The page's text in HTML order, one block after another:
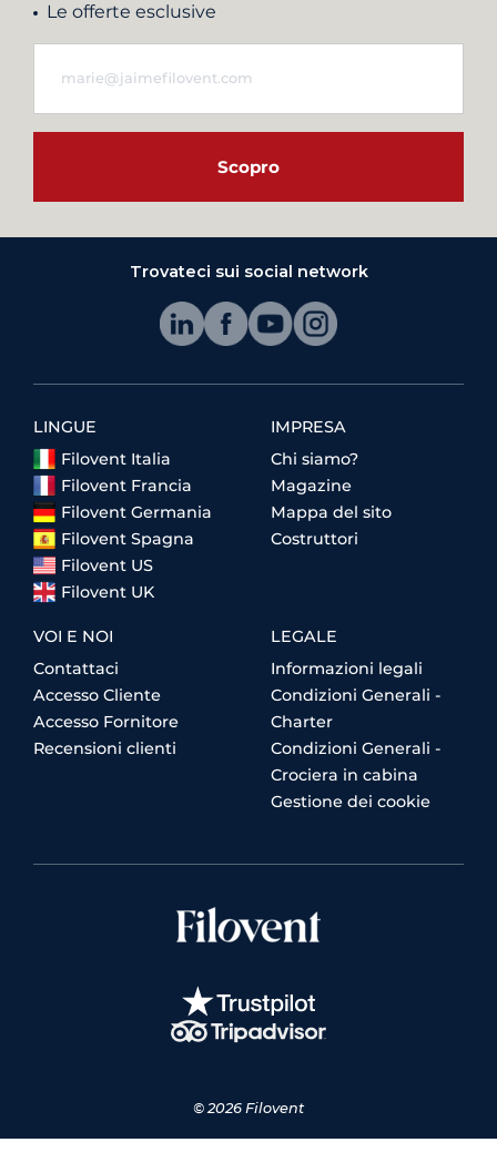
Le offerte esclusive
Scopro
Trovateci sui social network
LINGUE
Filovent Italia
Filovent Francia
Filovent Germania
Filovent Spagna
Filovent US
Filovent UK
IMPRESA
Chi siamo?
Magazine
Mappa del sito
Costruttori
VOI E NOI
Contattaci
Accesso Cliente
Accesso Fornitore
Recensioni clienti
LEGALE
Informazioni legali
Condizioni Generali -
Charter
Condizioni Generali -
Crociera in cabina
Gestione dei cookie
© 2026 Filovent